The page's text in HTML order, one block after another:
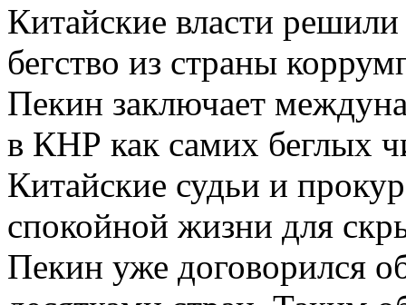
Китайские власти решили
бегство из страны
Пекин заключает
в КНР как самих беглых
Китайские судьи и
спокойной жизни для
Пекин уже договорился